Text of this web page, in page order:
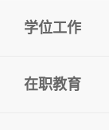
学位工作
在职教育